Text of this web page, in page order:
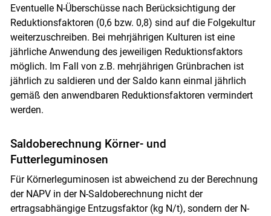
Eventuelle N-Überschüsse nach Berücksichtigung der
Reduktionsfaktoren (0,6 bzw. 0,8) sind auf die Folgekultur
weiterzuschreiben. Bei mehrjährigen Kulturen ist eine
jährliche Anwendung des jeweiligen Reduktionsfaktors
möglich. Im Fall von z.B. mehrjährigen Grünbrachen ist
jährlich zu saldieren und der Saldo kann einmal jährlich
gemäß den anwendbaren Reduktionsfaktoren vermindert
werden.
Saldoberechnung Körner- und
Futterleguminosen
Für Körnerleguminosen ist abweichend zu der Berechnung
der NAPV in der N-Saldoberechnung nicht der
ertragsabhängige Entzugsfaktor (kg N/t), sondern der N-